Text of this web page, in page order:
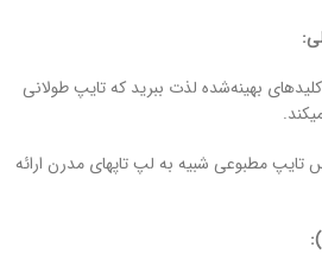
کلیدهای بهینه‌شده لذت ببرید که تایپ طولانی
مطبوعی شبیه به لپ تاپهای مدرن ارائه